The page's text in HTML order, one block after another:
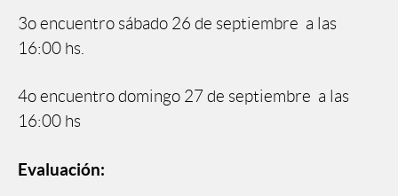
3o encuentro sábado 26 de septiembre a las
16:00 hs.
4o encuentro domingo 27 de septiembre a las
16:00 hs
Evaluación: